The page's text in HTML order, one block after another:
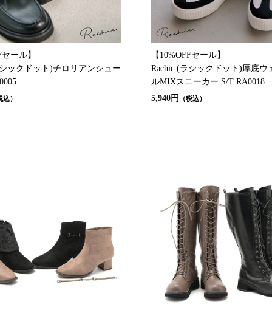
ール】
ックドット)チロリアンシュー
）
【10%OFFセール】
Rachic.(ラシックドット)厚底ウ
ルMIXスニーカー S/T RA0018
5,940円
（税込）